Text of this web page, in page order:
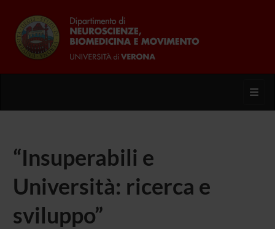
“Insuperabili e
Università: ricerca e
sviluppo”